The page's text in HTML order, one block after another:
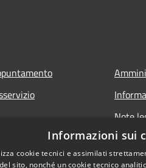
Note
Informazioni sui
cookie tecnici e assimilati
sito, nonché un cookie tecnico